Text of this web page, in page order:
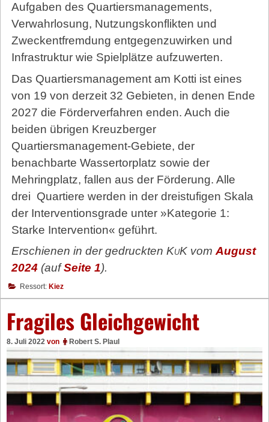
Aufgaben des Quartiersmanagements,
Verwahrlosung, Nutzungskonflikten und
Zweckentfremdung entgegenzuwirken und
Infrastruktur wie Spielplätze aufzuwerten.
Das Quartiersmanagement am Kotti ist eines
von 19 von derzeit 32 Gebieten, in denen Ende
2027 die Förderverfahren enden. Auch die
beiden übrigen Kreuzberger
Quartiersmanagement-Gebiete, der
benachbarte Wassertorplatz sowie der
Mehringplatz, fallen aus der Förderung. Alle
drei Quartiere werden in der dreistufigen Skala
der Interventionsgrade unter »Kategorie 1:
Starke Intervention« geführt.
Erschienen in der gedruckten KuKvomAugust
2024(aufSeite 1).
Ressort: Kiez
Fragiles Gleichgewicht
8. Juli 2022 von Robert S. Plaul